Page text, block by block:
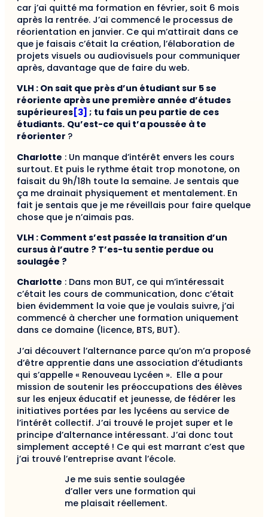
car j’ai quitté ma formation en février, soit 6 mois
après la rentrée. J’ai commencé le processus de
réorientation en janvier. Ce qui m’attirait dans ce
que je faisais c’était la création, l’élaboration de
projets visuels ou audiovisuels pour communiquer
après, davantage que de faire du web.
VLH : On sait que près d’un étudiant sur 5 se
réoriente après une première année d’études
supérieures [3] ; tu fais un peu partie de ces
étudiants. Qu’est-ce qui t’a poussée à te
réorienter ?
Charlotte : Un manque d’intérêt envers les cours
surtout. Et puis le rythme était trop monotone, on
faisait du 9h/18h toute la semaine. Je sentais que
ça me drainait physiquement et mentalement. En
fait je sentais que je me réveillais pour faire quelque
chose que je n’aimais pas.
VLH : Comment s’est passée la transition d’un
cursus à l’autre ? T’es-tu sentie perdue ou
soulagée ?
Charlotte : Dans mon BUT, ce qui m’intéressait
c’était les cours de communication, donc c’était
bien évidemment la voie que je voulais suivre, j’ai
commencé à chercher une formation uniquement
dans ce domaine (licence, BTS, BUT).
J’ai découvert l’alternance parce qu’on m’a proposé
d’être apprentie dans une association d’étudiants
qui s’appelle « Renouveau Lycéen ». Elle a pour
mission de soutenir les préoccupations des élèves
sur les enjeux éducatif et jeunesse, de fédérer les
initiatives portées par les lycéens au service de
l’intérêt collectif. J’ai trouvé le projet super et le
principe d’alternance intéressant. J’ai donc tout
simplement accepté ! Ce qui est marrant c’est que
j’ai trouvé l’entreprise avant l’école.
Je me suis sentie soulagée
d’aller vers une formation qui
me plaisait réellement.